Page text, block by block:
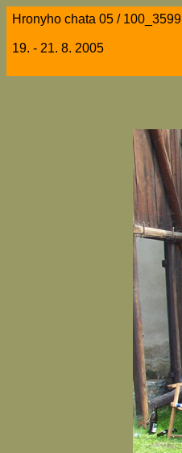
Hronyho chata 05 / 100_3599
19. - 21. 8. 2005